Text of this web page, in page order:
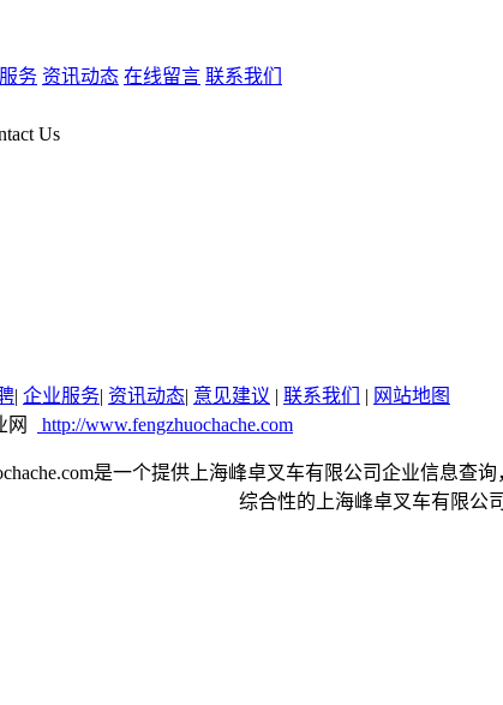
务 资讯动态 在线留言 联系我们
Us
| 企业服务| 资讯动态| 意见建议 | 联系我们 | 网站地图
网
http://www.fengzhuochache.com
是一个提供上海峰卓叉车有限公司企业信息
综合性的上海峰卓叉车有限公